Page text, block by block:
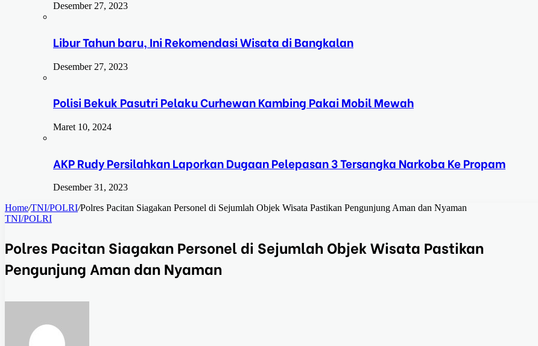
Desember 27, 2023
Libur Tahun baru, Ini Rekomendasi Wisata di Bangkalan
Desember 27, 2023
Polisi Bekuk Pasutri Pelaku Curhewan Kambing Pakai Mobil Mewah
Maret 10, 2024
AKP Rudy Persilahkan Laporkan Dugaan Pelepasan 3 Tersangka Narkoba Ke Propam
Desember 31, 2023
Home/TNI/POLRI/Polres Pacitan Siagakan Personel di Sejumlah Objek Wisata Pastikan Pengunjung Aman dan Nyaman
TNI/POLRI
Polres Pacitan Siagakan Personel di Sejumlah Objek Wisata Pastikan
Pengunjung Aman dan Nyaman